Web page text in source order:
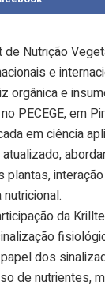
de Nutrição
e
orgânica e
PECEGE, em
em ciência
da
dos
de nutrientes,